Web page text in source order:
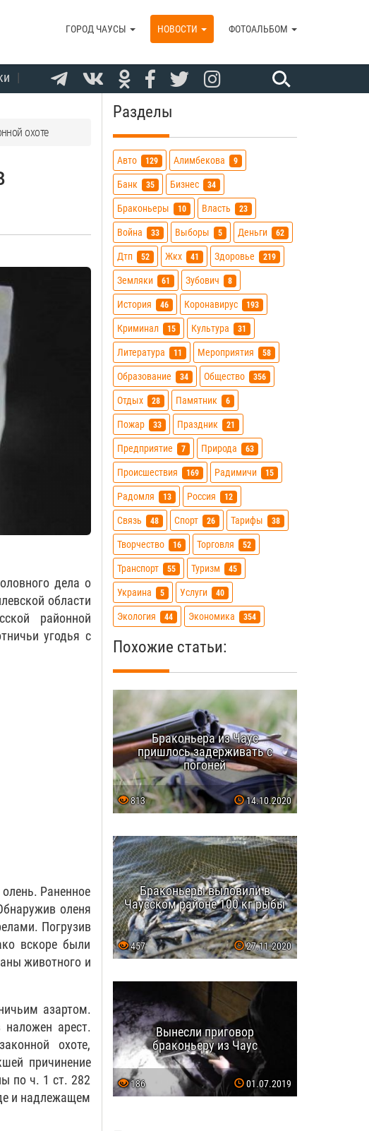
ГОРОД ЧАУСЫ НОВОСТИ ФОТОАЛЬБОМ
охоте
дела о
области
районной
угодья с
Раненное
оленя
Погрузив
вскоре были
животного и
азартом.
арест.
охоте,
причинение
по ч. 1 ст. 282
и надлежащем
Разделы
Авто 129 Алимбекова 9
Банк 35 Бизнес 34
Браконьеры 10 Власть 23
Война 33 Выборы 5 Деньги 62
Дтп 52 Жкх 41 Здоровье 219
Земляки 61 Зубович 8
История 46 Коронавирус 193
Криминал 15 Культура 31
Литература 11 Мероприятия 58
Образование 34 Общество 356
Отдых 28 Памятник 6
Пожар 33 Праздник 21
Предприятие 7 Природа 63
Происшествия 169 Радимичи 15
Радомля 13 Россия 12
Связь 48 Спорт 26 Тарифы 38
Творчество 16 Торговля 52
Транспорт 55 Туризм 45
Украина 5 Услуги 40
Экология 44 Экономика 354
Похожие статьи:
Браконьера из Чаус
пришлось задерживать с
погоней
813 14.10.2020
Браконьеры выловили в
Чаусском районе 100 кг рыбы
457 27.11.2020
Вынесли приговор
браконьеру из Чаус
186 01.07.2019